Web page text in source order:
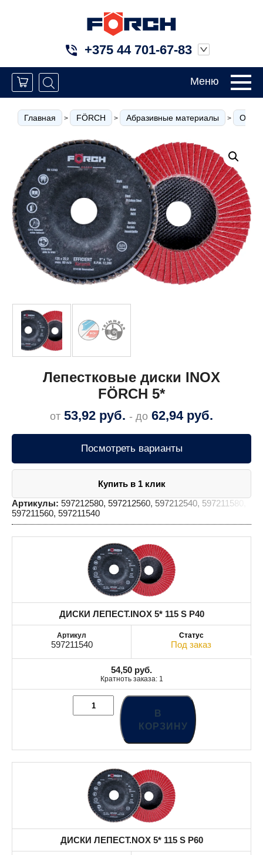
+375 44 701-67-83
Меню
Главная > FÖRCH > Абразивные материалы >
Лепестковые диски INOX
FÖRCH 5*
от 53,92 руб. - до 62,94 руб.
Посмотреть варианты
Купить в 1 клик
Артикулы: 597212580, 597212560, 597212540, 597211580,
597211560, 597211540
ДИСКИ ЛЕПЕСТ.INOX 5* 115 S P40
597211540 Под заказ
54,50 руб.
Кратноть заказа: 1
В
КОРЗИНУ
ДИСКИ ЛЕПЕСТ.NOX 5* 115 S P60